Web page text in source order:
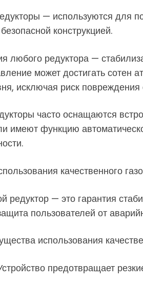
— используются для
конструкцией.
любого редуктора —
может достигать сотен
исключая риск
часто оснащаются
имеют функцию
качественного
редуктор — это гарантия
пользователей от
использования
предотвращает